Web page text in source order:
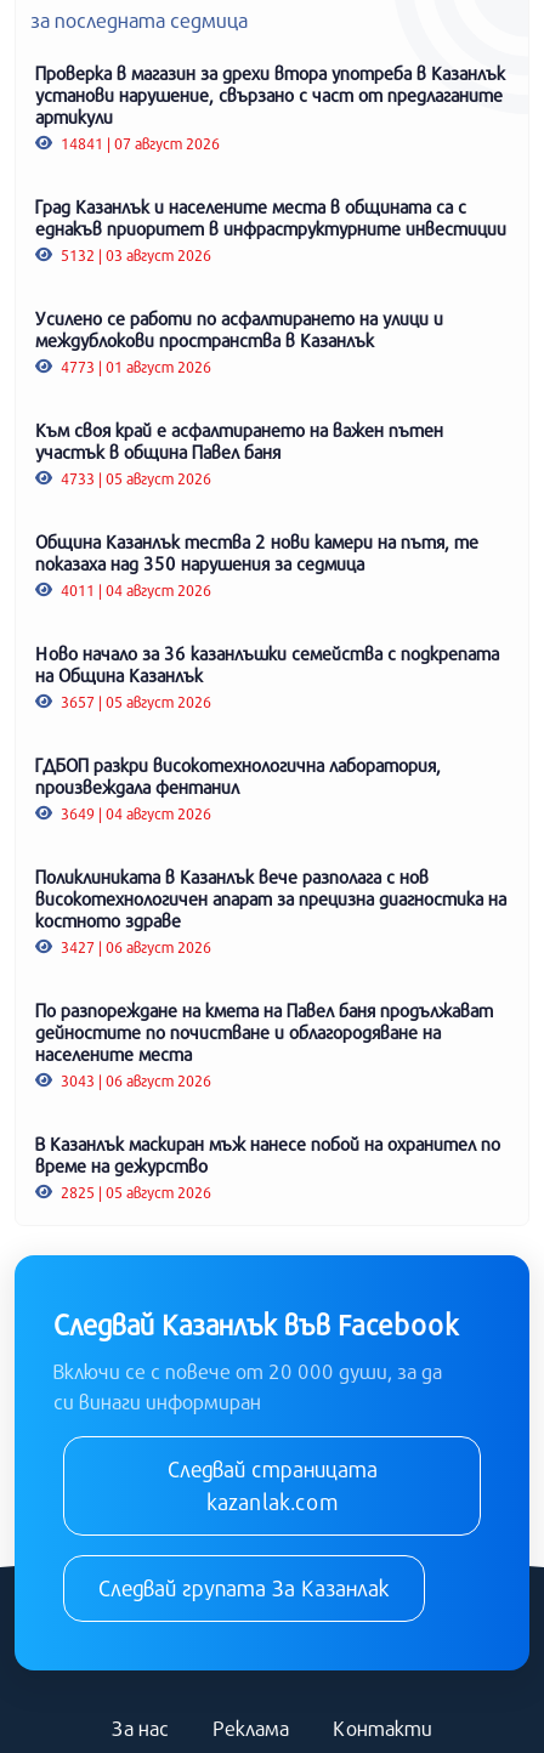
за последната седмица
Проверка в магазин за дрехи втора употреба в Казанлък
установи нарушение, свързано с част от предлаганите
артикули
14841 | 07 август 2026
Град Казанлък и населените места в общината са с
еднакъв приоритет в инфраструктурните инвестиции
5132 | 03 август 2026
Усилено се работи по асфалтирането на улици и
междублокови пространства в Казанлък
4773 | 01 август 2026
Към своя край е асфалтирането на важен пътен
участък в община Павел баня
4733 | 05 август 2026
Община Казанлък тества 2 нови камери на пътя, те
показаха над 350 нарушения за седмица
4011 | 04 август 2026
Ново начало за 36 казанлъшки семейства с подкрепата
на Община Казанлък
3657 | 05 август 2026
ГДБОП разкри високотехнологична лаборатория,
произвеждала фентанил
3649 | 04 август 2026
Поликлиниката в Казанлък вече разполага с нов
високотехнологичен апарат за прецизна диагностика на
костното здраве
3427 | 06 август 2026
По разпореждане на кмета на Павел баня продължават
дейностите по почистване и облагородяване на
населените места
3043 | 06 август 2026
В Казанлък маскиран мъж нанесе побой на охранител по
време на дежурство
2825 | 05 август 2026
Следвай Казанлък във Facebook
Включи се с повече от 20 000 души, за да
си винаги информиран
Следвай страницата
kazanlak.com
Следвай групата За Казанлак
За нас Реклама Контакти